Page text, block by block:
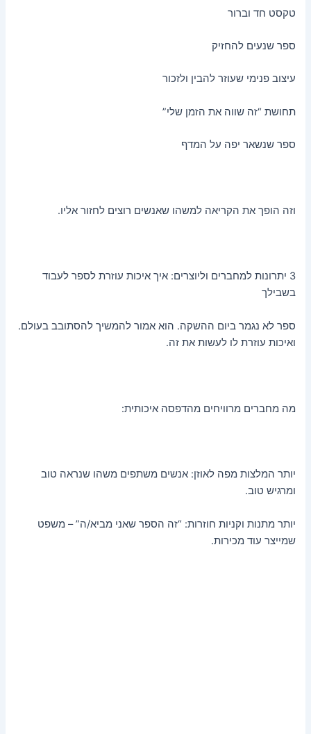
טקסט חד וברור
ספר שנעים להחזיק
עיצוב פנימי שעוזר להבין ולזכור
תחושת “זה שווה את הזמן שלי”
ספר שנשאר יפה על המדף
וזה הופך את הקריאה למשהו שאנשים רוצים לחזור אליו.
3 יתרונות למחברים וליוצרים: איך איכות עוזרת לספר לעבוד
בשבילך
ספר לא נגמר ביום ההשקה. הוא אמור להמשיך להסתובב בעולם.
ואיכות עוזרת לו לעשות את זה.
מה מחברים מרוויחים מהדפסה איכותית:
יותר המלצות מפה לאוזן: אנשים משתפים משהו שנראה טוב
ומרגיש טוב.
יותר מתנות וקניות חוזרות: “זה הספר שאני מביא/ה” – משפט
שמייצר עוד מכירות.